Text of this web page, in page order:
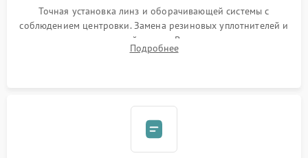
Точная установка линз и оборачивающей системы с
соблюдением центровки. Замена резиновых уплотнителей и
нанесение влагозащитной смазки. Вакуумирование корпуса
и заполнение его осушенным азотом или аргоном для
Подробнее